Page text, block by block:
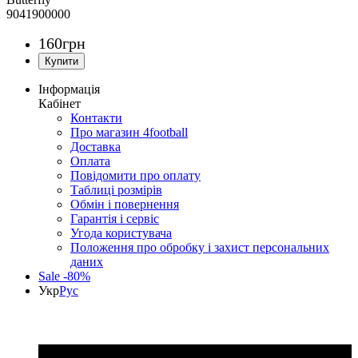
9041900000
160грн
Інформація
Кабінет
Контакти
Про магазин 4football
Доставка
Оплата
Повідомити про оплату
Таблиці розмірів
Обмін і повернення
Гарантія і сервіс
Угода користувача
Положення про обробку і захист персональних
даних
Sale -80%
УкрРус